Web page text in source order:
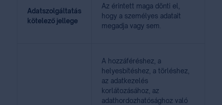
Adatszolgáltatás
kötelező jellege
Az érintett maga dönti el,
hogy a személyes adatait
megadja vagy sem.
A hozzáféréshez, a
helyesbítéshez, a törléshez,
az adatkezelés
korlátozásához, az
adathordozhatósághoz való